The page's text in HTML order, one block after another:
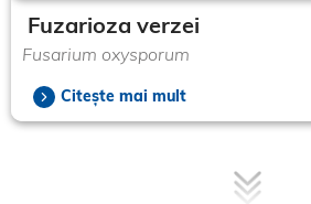
Fuzarioza verzei
Fusarium oxysporum
Citește mai mult